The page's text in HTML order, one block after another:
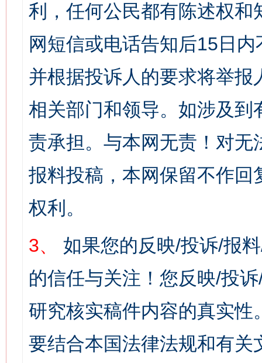
利，任何公民都有陈述权
网短信或电话告知后15日
并根据投诉人的要求将举
相关部门和领导。如涉及
责承担。与本网无责！对
报料投稿，本网保留不作
权利。
3、
如果您的反映/投诉/报
的信任与关注！您反映/投
研究核实稿件内容的真实
要结合本国法律法规和有关